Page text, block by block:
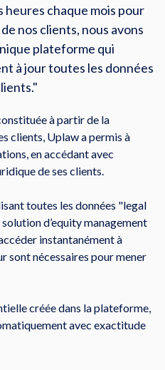
chaque mois pour
nos clients, nous avons
plateforme qui
à jour toutes les données
à partir de la
clients, Uplaw a permis à
en accédant avec
de ses clients.
toutes les données "legal
d’equity management
instantanément à
sont nécessaires pour mener
créée dans la plateforme,
avec exactitude